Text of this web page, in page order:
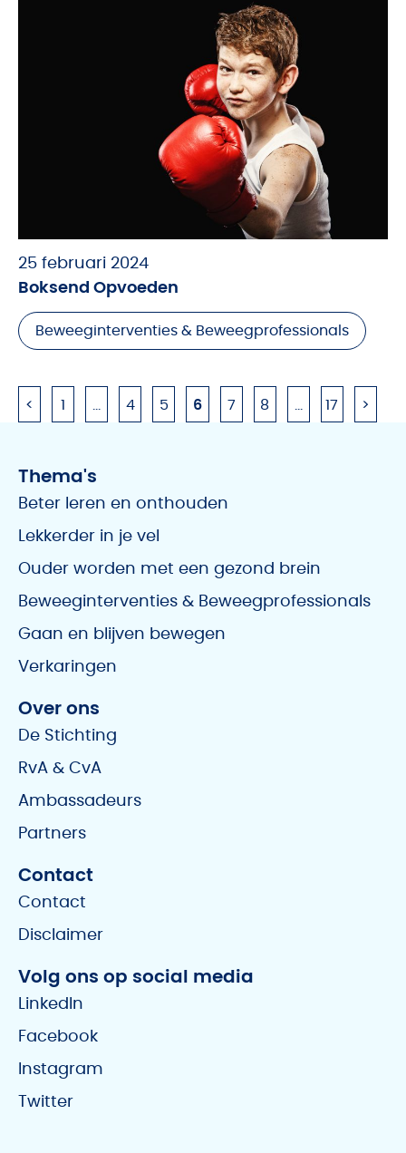
25 februari 2024
Boksend Opvoeden
Beweeginterventies & Beweegprofessionals
< 1 4 5 6 7 8 17 >
Thema's
Beter leren en onthouden
Lekkerder in je vel
Ouder worden met een gezond brein
Beweeginterventies & Beweegprofessionals
Gaan en blijven bewegen
Verkaringen
Over ons
De Stichting
RvA & CvA
Ambassadeurs
Partners
Contact
Contact
Disclaimer
Volg ons op social media
LinkedIn
Facebook
Instagram
Twitter